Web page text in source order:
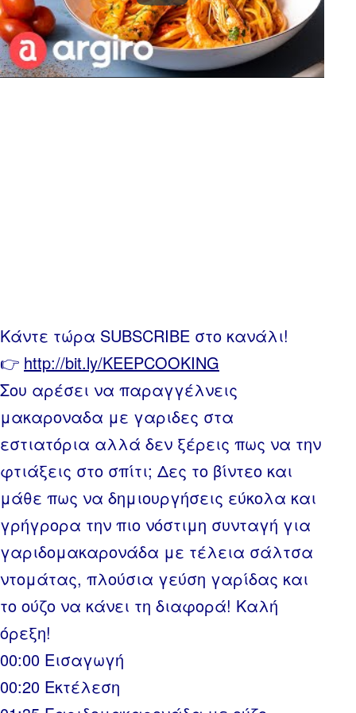
Κάντε τώρα SUBSCRIBE στο κανάλι!
👉 http://bit.ly/KEEPCOOKING
Σου αρέσει να παραγγέλνεις
μακαροναδα με γαριδες στα
εστιατόρια αλλά δεν ξέρεις πως να την
φτιάξεις στο σπίτι; Δες το βίντεο και
μάθε πως να δημιουργήσεις εύκολα και
γρήγρορα την πιο νόστιμη συνταγή για
γαριδομακαρονάδα με τέλεια σάλτσα
ντομάτας, πλούσια γεύση γαρίδας και
το ούζο να κάνει τη διαφορά! Καλή
όρεξη!
00:00 Εισαγωγή
00:20 Εκτέλεση